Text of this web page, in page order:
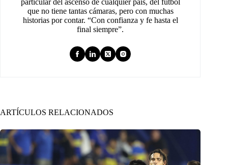
particular del ascenso de cualquier país, del fútbol
que no tiene tantas cámaras, pero con muchas
historias por contar. “Con confianza y fe hasta el
final siempre”.
ARTÍCULOS RELACIONADOS